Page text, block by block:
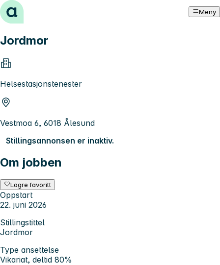
Hopp til innhold Meny
Jordmor
Helsestasjonstenester
Vestmoa 6, 6018 Ålesund
Stillingsannonsen er inaktiv.
Om jobben
Lagre favoritt
Oppstart
22. juni 2026
Stillingstittel
Jordmor
Type ansettelse
Vikariat, deltid 80%